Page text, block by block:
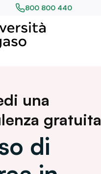
800 800 440
una
gratuita
di